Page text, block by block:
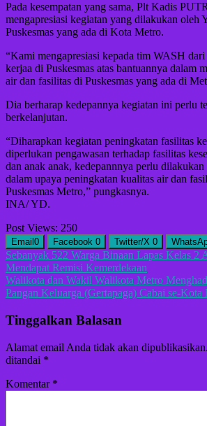
Pada kesempatan yang sama, Plt Kadis
mengapresiasi kegiatan yang dilakukan oleh
Puskesmas yang ada di Kota Metro.
“Kami mengapresiasi kepada tim WASH
kerjaa di Puskesmas atas bantuannya dalam
air dan fasilitas di Puskesmas yang ada di
Dia berharap kedepannya kegiatan ini perlu
berkelanjutan.
“Diharapkan kegiatan peningkatan fasilitas
diperlukan pengawasan terhadap fasilitas
dan anak anak, kedepannnya perlu dilakukan
dalam upaya peningkatan kualitas air dan
Puskesmas Metro,” pungkasnya.
INA/ YD.
Post Views: 250
Email 0 Facebook 0 Twitter/X 0
Navigasi
pos
Sebanyak 522 Warga Binaan Lapas Kelas 2
Mendapat Remisi Kemerdekaan
Walikota dan Wakil Walikota Metro
Pangan Keluarga (Gertapaga) Cabai se-Kota
Tinggalkan Balasan
Alamat email Anda tidak akan dipublikasikan.
ditandai *
Komentar *